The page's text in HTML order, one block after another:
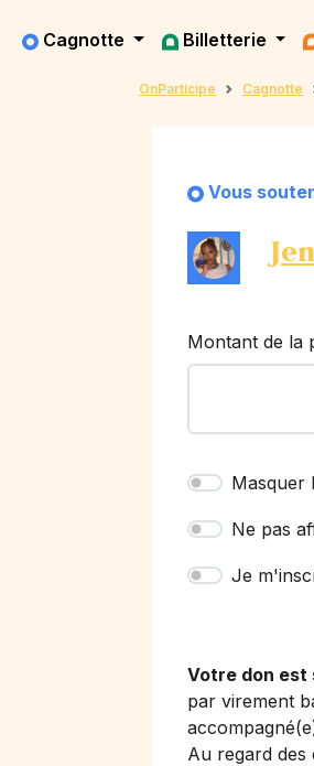
Cagnotte Billetterie
OnParticipe Cagnotte
Vous
Montant de la
Masquer
Ne pas
Je
Votre don est
par virement
Au regard des